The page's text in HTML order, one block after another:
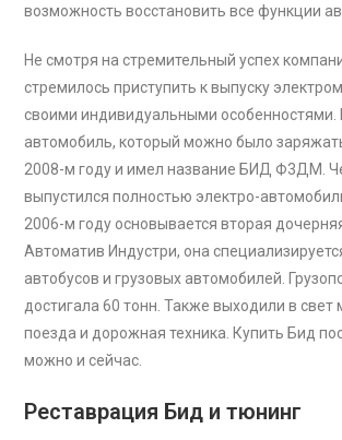
возможность восстановить все функции
Не смотря на стремительный успех
стремилось приступить к выпуску
своими индивидуальными особенностями.
автомобиль, который можно было
2008-м году и имел название БИД Ф3ДМ.
выпустился полностью электро-
2006-м году основывается вторая
Автоматив Индустри, она
автобусов и грузовых автомобилей.
достигала 60 тонн. Также выходили в
поезда и дорожная техника. Купить Бид
можно и сейчас.
Реставрация Бид и тюнинг